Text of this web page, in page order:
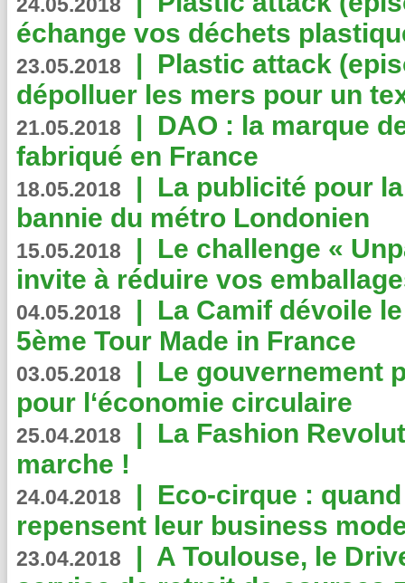
échange vos déchets
23.05.2018 | Plastic attack
dépolluer les mers pour un
21.05.2018 | DAO : la marque
fabriqué en France
18.05.2018 | La publicité pour
bannie du métro Londonien
15.05.2018 | Le challenge «
invite à réduire vos
04.05.2018 | La Camif dévoile
5ème Tour Made in France
03.05.2018 | Le gouvernement
pour l‘économie circulaire
25.04.2018 | La Fashion
marche !
24.04.2018 | Eco-cirque :
repensent leur business
23.04.2018 | A Toulouse, le